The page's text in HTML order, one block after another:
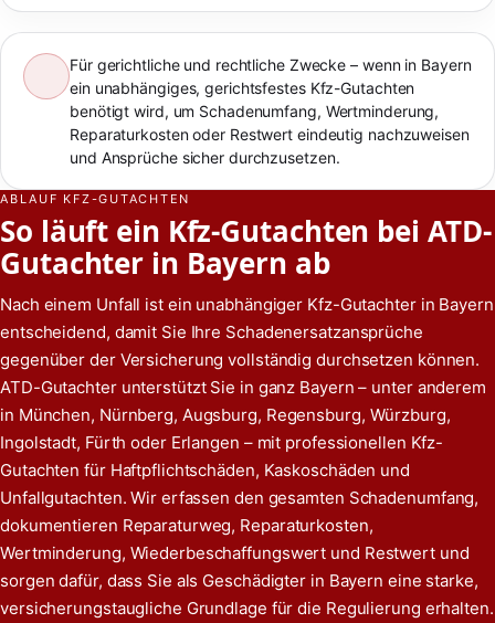
Für gerichtliche und rechtliche Zwecke – wenn in Bayern
ein unabhängiges, gerichtsfestes Kfz-Gutachten
benötigt wird, um Schadenumfang, Wertminderung,
Reparaturkosten oder Restwert eindeutig nachzuweisen
und Ansprüche sicher durchzusetzen.
ABLAUF KFZ-GUTACHTEN
So läuft ein Kfz-Gutachten bei ATD-
Gutachter in Bayern ab
Nach einem Unfall ist ein unabhängiger Kfz-Gutachter in Bayern
entscheidend, damit Sie Ihre Schadenersatzansprüche
gegenüber der Versicherung vollständig durchsetzen können.
ATD-Gutachter unterstützt Sie in ganz Bayern – unter anderem
in München, Nürnberg, Augsburg, Regensburg, Würzburg,
Ingolstadt, Fürth oder Erlangen – mit professionellen Kfz-
Gutachten für Haftpflichtschäden, Kaskoschäden und
Unfallgutachten. Wir erfassen den gesamten Schadenumfang,
dokumentieren Reparaturweg, Reparaturkosten,
Wertminderung, Wiederbeschaffungswert und Restwert und
sorgen dafür, dass Sie als Geschädigter in Bayern eine starke,
versicherungstaugliche Grundlage für die Regulierung erhalten.